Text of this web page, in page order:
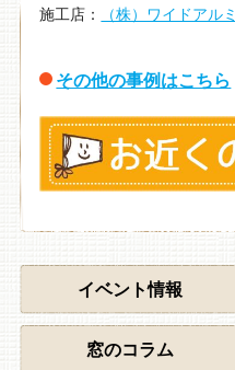
施工店：
（株）ワイドアルミ
その他の事例はこちら
イベント情報
窓のコラム